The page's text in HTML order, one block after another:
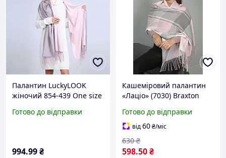
Палантин LuckyLOOK
жіночий 854-439 One size
Готово до відправки
994.99₴
Кашеміровий палантин
«Лаціо» (7030) Braxton
Готово до відправки
від60₴/міс
598.50₴
630 ₴